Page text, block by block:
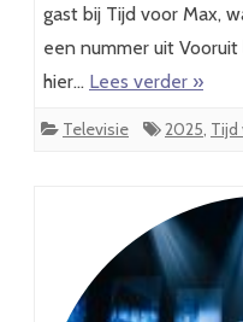
gast bij Tijd voor Max,
een nummer uit
hier… Lees verder »
Televisie 2025, Tijd